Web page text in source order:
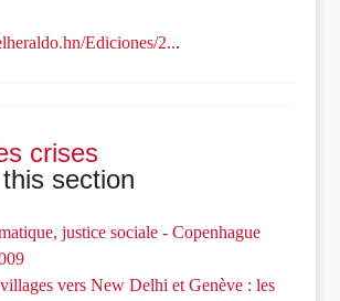
Ediciones/2...
crises
section
justice sociale - Copenhague
vers New Delhi et Genève : les